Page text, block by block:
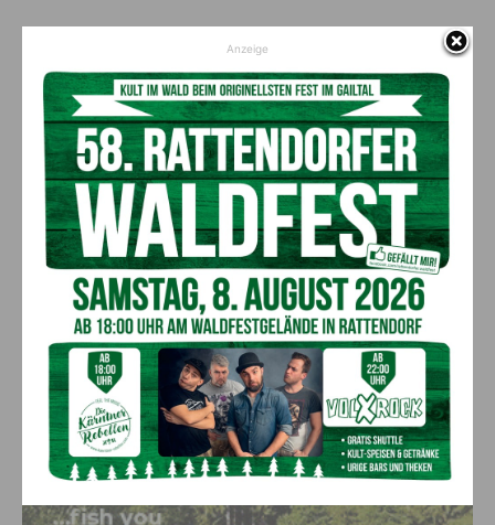
AKTUELLES
GTJ August 2026
Ausgabe 6. August 2026
Abenteuer und attraktive Angebote bei
Sölle Sport in Tröpolach
ANZEIGE 6. August 2026
Das NOCKISFEST
Leute 6. August 2026
Anzeige
Anzeige